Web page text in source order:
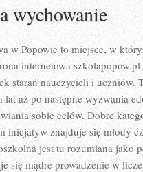
wychowanie
w Popowie to miejsce, w
internetowa
starań nauczycieli i uczniów.
lat aż po następne wyzwania
sobie celów. Dobre
inicjatyw znajduje się młody
jest tu rozumiana jako
się mądre prowadzenie w